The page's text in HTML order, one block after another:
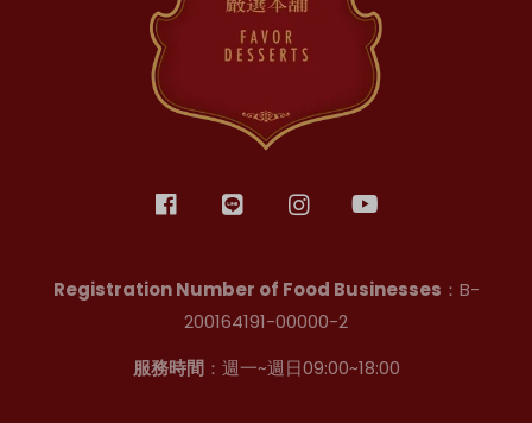
Registration Number of Food Businesses ：B-
200164191-00000-2
服務時間：週一~週日09:00~18:00